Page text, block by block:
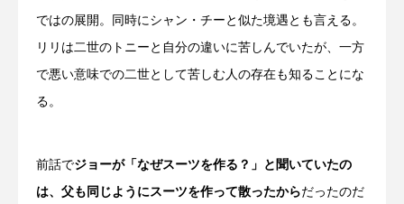
ではの展開。同時にシャン・チーと似た境遇とも言える。
リリは二世のトニーと自分の違いに苦しんでいたが、一方
で悪い意味での二世として苦しむ人の存在も知ることにな
る。
前話でジョーが「なぜスーツを作る？」と聞いていたの
は、父も同じようにスーツを作って散ったからだったのだ